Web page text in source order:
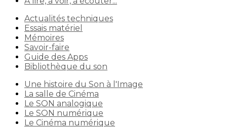
Actualités techniques
Essais matériel
Mémoires
Savoir-faire
Guide des Apps
Bibliothèque du son
Une histoire du Son à l'Image
La salle de Cinéma
Le SON analogique
Le SON numérique
Le Cinéma numérique